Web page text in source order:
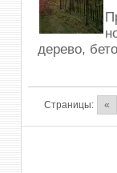
дерево,
Страницы: «